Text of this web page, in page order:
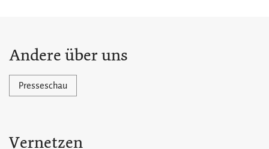
Andere über uns
Presseschau
Vernetzen